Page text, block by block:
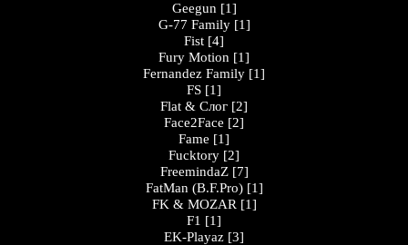
Geegun [1]
G-77 Family [1]
Fist [4]
Fury Motion [1]
Fernandez Family [1]
FS [1]
Flat & Слог [2]
Face2Face [2]
Fame [1]
Fucktory [2]
FreemindaZ [7]
FatMan (B.F.Pro) [1]
FK & MOZAR [1]
F1 [1]
EK-Playaz [3]